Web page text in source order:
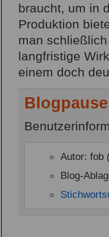
braucht, um in
Produktion
man
langfristige
einem doch
Autor: fob
Blog-